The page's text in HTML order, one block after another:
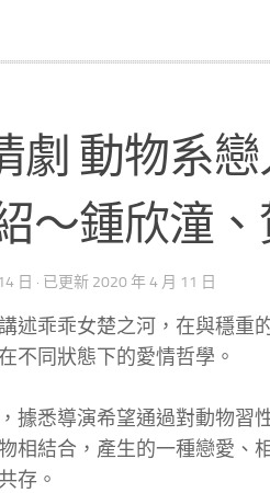
劇 動物系
～鍾欣潼
日 · 已更新 2020 年 4 月 11 日
述乖乖女楚之河，在與穩重
不同狀態下的愛情哲學。
據悉導演希望通過對動物習
相結合，產生的一種戀愛
存。